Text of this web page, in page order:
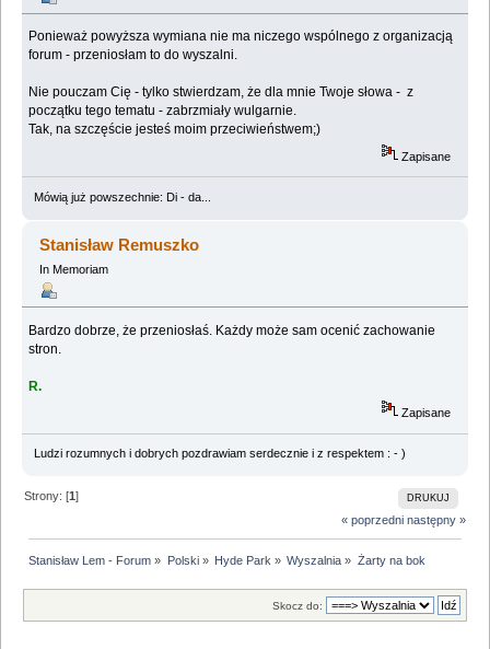
Ponieważ powyższa wymiana nie ma niczego wspólnego z organizacją
forum - przeniosłam to do wyszalni.
Nie pouczam Cię - tylko stwierdzam, że dla mnie Twoje słowa - z
początku tego tematu - zabrzmiały wulgarnie.
Tak, na szczęście jesteś moim przeciwieństwem;)
Zapisane
Mówią już powszechnie: Di - da...
Stanisław Remuszko
In Memoriam
Bardzo dobrze, że przeniosłaś. Każdy może sam ocenić zachowanie
stron.
R.
Zapisane
Ludzi rozumnych i dobrych pozdrawiam serdecznie i z respektem : - )
DRUKUJ
Strony: [1]
« poprzedni następny »
Stanisław Lem - Forum » Polski» Hyde Park » Wyszalnia » Żarty na bok
Skocz do: